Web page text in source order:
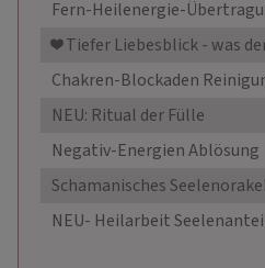
Fern-Heilenergie-
❤️️ Tiefer Liebesblick - was
Chakren-Blockaden
NEU: Ritual der Fülle
Negativ-Energien Ablösung
Schamanisches
NEU- Heilarbeit